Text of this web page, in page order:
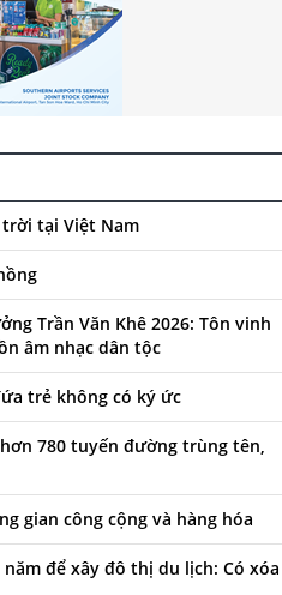
trời tại Việt Nam
Trần Văn Khê 2026: Tôn vinh
âm nhạc dân tộc
trẻ không có ký ức
780 tuyến đường trùng tên,
gian công cộng và hàng hóa
để xây đô thị du lịch: Có xóa